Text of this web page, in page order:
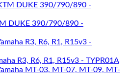
DUKE 390/790/890 -
R3, R6, R1, R15v3 - TYPR01A